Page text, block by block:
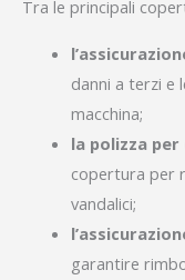
Tra le principali
danni a terzi e
macchina;
la polizza per
copertura per
vandalici;
garantire